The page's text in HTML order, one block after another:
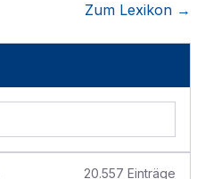
Zum Lexikon →
20.557 Einträge